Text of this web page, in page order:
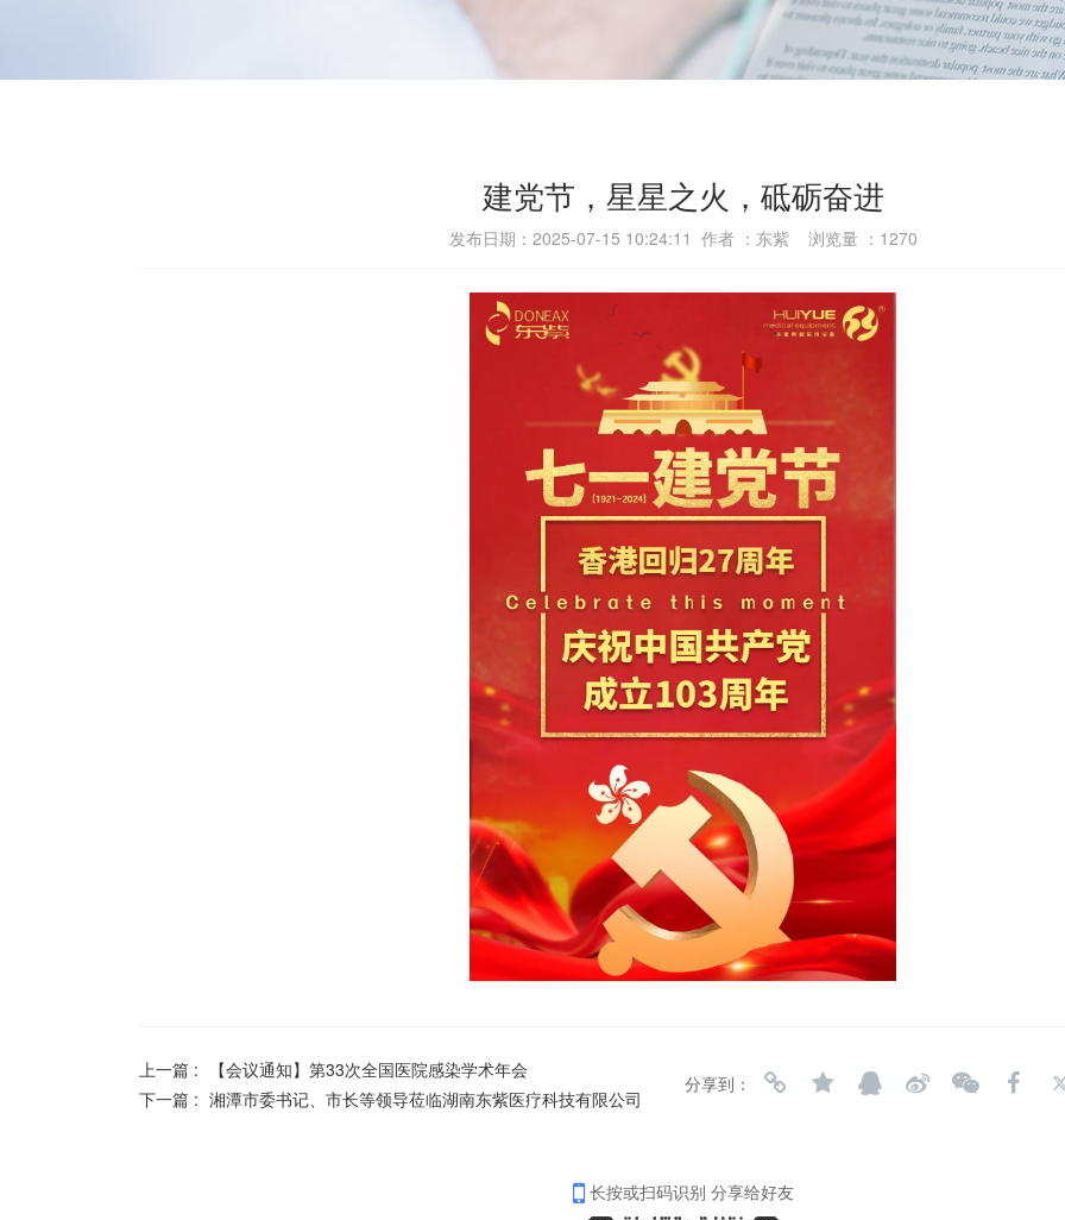
建党节，星星之火，砥砺奋进
发布日期：2025-07-15 10:24:11 作者 ：东紫 浏览量 ： 1270
上一篇 :
【会议通知】第33次全国医院感染学术年会
下一篇 : 湘潭市委书记、市长等领导莅临湖南东紫医疗科技有限公司
分享到：
长按或扫码识别 分享给好友